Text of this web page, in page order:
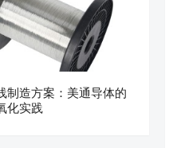
制造方案：美通导体的
化实践